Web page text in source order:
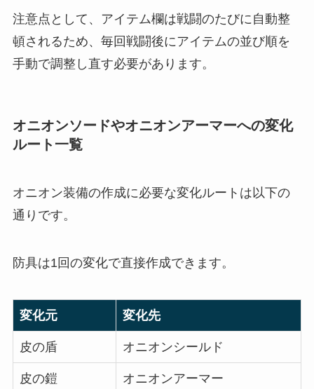
注意点として、アイテム欄は戦闘のたびに自動整
頓されるため、毎回戦闘後にアイテムの並び順を
手動で調整し直す必要があります。
オニオンソードやオニオンアーマーへの変化
ルート一覧
オニオン装備の作成に必要な変化ルートは以下の
通りです。
防具は1回の変化で直接作成できます。
変化元 変化先
皮の盾 オニオンシールド
皮の鎧 オニオンアーマー